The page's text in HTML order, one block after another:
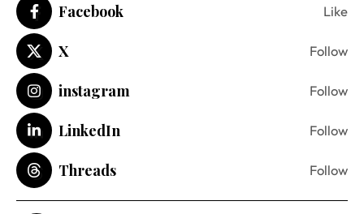
Facebook Like
X Follow
instagram Follow
LinkedIn Follow
Threads Follow